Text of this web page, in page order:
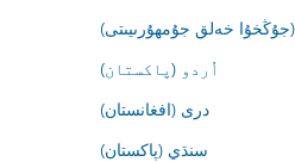
(جۇڭخۇا خەلق جۇمھۇرىيىتى)
اُردو (پاکستان)
درى (افغانستان)
سنڌي (پاکستان)